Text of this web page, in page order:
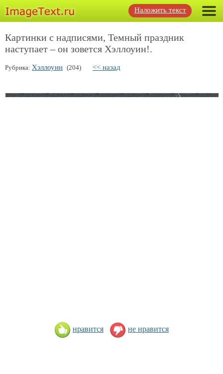
Наложить текст
Картинки с надписями, Темный праздник
наступает – он зовется Хэллоуин!.
Рубрика: Хэллоуин (204) << назад
нравится не нравится